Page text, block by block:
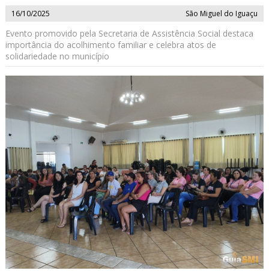
16/10/2025 São Miguel do Iguaçu
Evento promovido pela Secretaria de Assistência Social destaca
importância do acolhimento familiar e celebra atos de
solidariedade no município